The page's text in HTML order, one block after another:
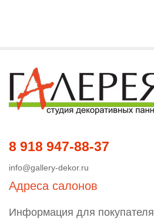
8 918 947-88-37
info@gallery-dekor.ru
Адреса салонов
Информация для покупателя